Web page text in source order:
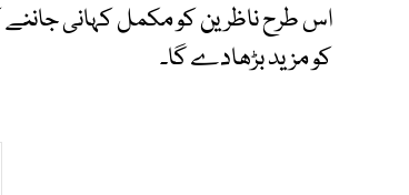
اس طرح ناظرین کو مکمل کہانی جاننے
کو مزید بڑھادے گا۔